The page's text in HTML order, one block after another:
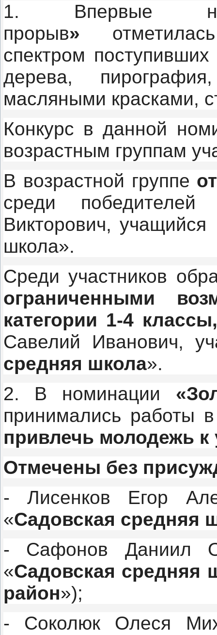
1. Впервые
прорыв»
спектром
дерева,
масляными красками,
Конкурс в данной
возрастным группам
В возрастной группе
среди
Викторович,
школа».
Среди участников
ограниченными
категории 1-4
Савелий Иванович,
средняя школа».
2. В номинации
принимались работы
привлечь молодежь
Отмечены без
- Лисенков Егор
«Садовская средняя
- Сафонов Даниил
«Садовская средняя
район»);
- Соколюк Олеся